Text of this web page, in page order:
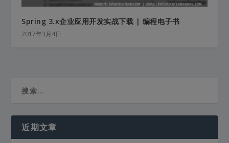
Spring 3.x企业应用开发实战下载 | 编程电子书
2017年3月4日
近期文章